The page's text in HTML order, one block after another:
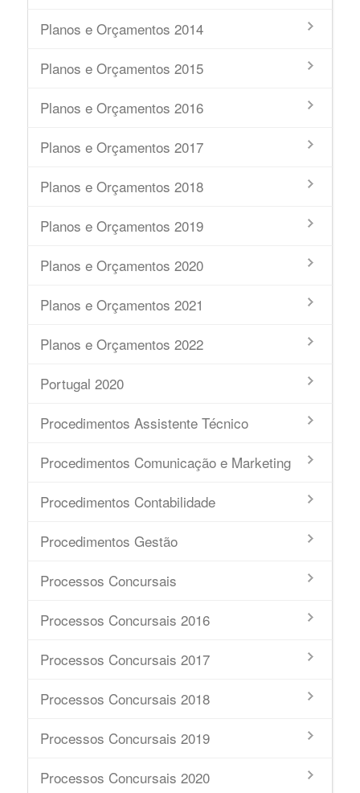
Planos e Orçamentos 2014
Planos e Orçamentos 2015
Planos e Orçamentos 2016
Planos e Orçamentos 2017
Planos e Orçamentos 2018
Planos e Orçamentos 2019
Planos e Orçamentos 2020
Planos e Orçamentos 2021
Planos e Orçamentos 2022
Portugal 2020
Procedimentos Assistente Técnico
Procedimentos Comunicação e Marketing
Procedimentos Contabilidade
Procedimentos Gestão
Processos Concursais
Processos Concursais 2016
Processos Concursais 2017
Processos Concursais 2018
Processos Concursais 2019
Processos Concursais 2020